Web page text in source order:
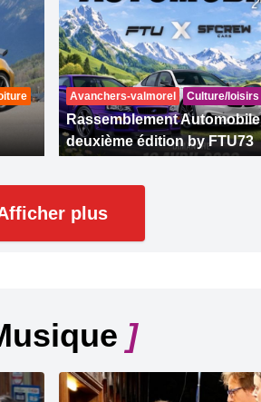
Avanchers-valmorel Culture/loisirs
Rassemblement Automobile
deuxième édition by FTU73
plus
]